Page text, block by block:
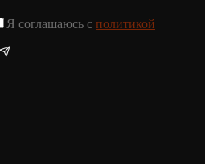
Я соглашаюсь с политикой